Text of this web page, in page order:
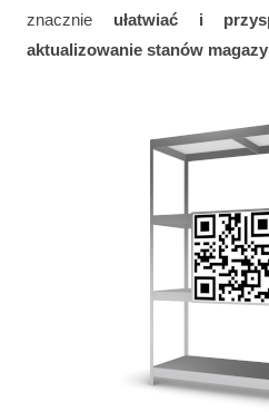
znacznie ułatwiać i
aktualizowanie stanów